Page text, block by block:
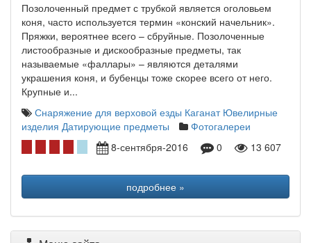
Позолоченный предмет с трубкой является оголовьем
коня, часто используется термин «конский начельник».
Пряжки, вероятнее всего – сбруйные. Позолоченные
листообразные и дискообразные предметы, так
называемые «фаллары» – являются деталями
украшения коня, и бубенцы тоже скорее всего от него.
Крупные и...
Снаряжение для верховой езды Каганат Ювелирные
изделия Датирующие предметы
Фотогалереи
8-сентября-2016
0 13 607
подробнее »